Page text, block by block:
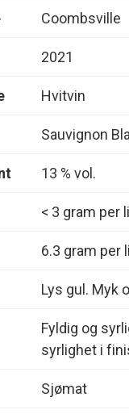
Coombsville
2021
Hvitvin
Sauvignon
13 % vol.
< 3 gram per
6.3 gram per
Lys gul. Myk
Fyldig og
syrlighet i
Sjømat